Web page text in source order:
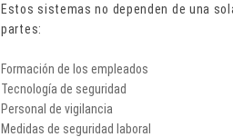
Estos sistemas no dependen de una
partes:
Formación de los empleados
Tecnología de seguridad
Personal de vigilancia
Medidas de seguridad laboral